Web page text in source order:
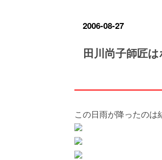
2006-08-27
田川尚子師匠
この日雨が降ったの